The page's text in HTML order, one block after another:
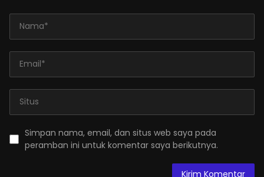
Simpan nama, email, dan situs web saya pada
peramban ini untuk komentar saya berikutnya.